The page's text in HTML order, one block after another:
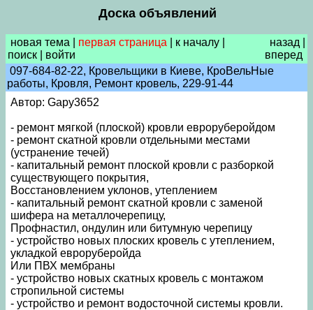
Доска объявлений
новая тема первая страница к началу
поиск
войти
назад
вперед
097-684-82-22, Кровельщики в Киеве, КроВельНые
работы, Кровля, Ремонт кровель, 229-91-44
Автор: Gapy3652
- ремонт мягкой (плоской) кровли евроруберойдом
- ремонт скатной кровли отдельными местами
(устранение течей)
- капитальный ремонт плоской кровли с разборкой
существующего покрытия,
Восстановлением уклонов, утеплением
- капитальный ремонт скатной кровли c заменой
шифера на металлочерепицу,
Профнастил, ондулин или битумную черепицу
- устройство новых плоских кровель с утеплением,
укладкой евроруберойда
Или ПВХ мембраны
- устройство новых скатных кровель с монтажом
стропильной системы
- устройство и ремонт водосточной системы кровли.